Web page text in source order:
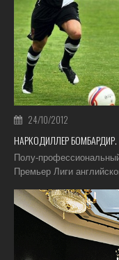
24/10/2012
НАРКОДИЛЛЕР БОМБАРДИР.
Полу-
Премьер Лиги